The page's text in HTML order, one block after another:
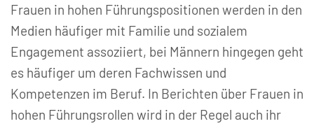
Frauen in hohen Führungspositionen werden in den
Medien häufiger mit Familie und sozialem
Engagement assoziiert, bei Männern hingegen geht
es häufiger um deren Fachwissen und
Kompetenzen im Beruf. In Berichten über Frauen in
hohen Führungsrollen wird in der Regel auch ihr